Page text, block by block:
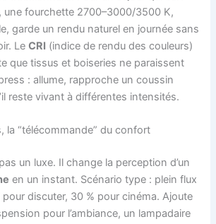
une fourchette 2700–3000/3500 K,
garde un rendu naturel en journée sans
LeCRI (indice de rendu des couleurs)
que tissus et boiseries ne paraissent
: allume, rapproche un coussin
reste vivant à différentes intensités.
la “télécommande” du confort
un luxe. Il change la perception d’un
en un instant. Scénario type : plein flux
discuter, 30 % pour cinéma. Ajoute
pour l’ambiance, un lampadaire